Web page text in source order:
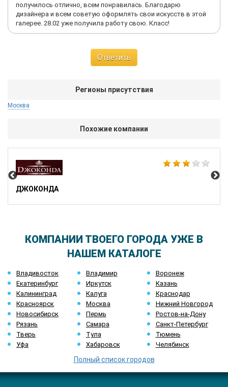
получилось отлично, всем понравилась. Благодарю
дизайнера и всем советую оформлять свои искусств в этой
галерее. 28.02 уже получила работу свою. Класс!
Ответить
Регионы присутствия
Москва
Похожие компании
ДЖОКОНДА
КОМПАНИИ ТВОЕГО ГОРОДА УЖЕ В
НАШЕМ КАТАЛОГЕ
Владивосток Владимир
Воронеж
Екатеринбург
Иркутск
Казань
Калининград
Калуга
Краснодар
Красноярск
Москва
Нижний Новгород
Новосибирск
Пермь
Ростов-на-Дону
Рязань
Самара
Санкт-Петербург
Тверь
Тула
Тюмень
Уфа
Хабаровск Челябинск
Полный список городов